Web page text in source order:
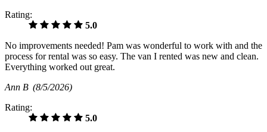
Rating:
5.0
No improvements needed! Pam was wonderful to work with and the
process for rental was so easy. The van I rented was new and clean.
Everything worked out great.
Ann B (8/5/2026)
Rating:
5.0